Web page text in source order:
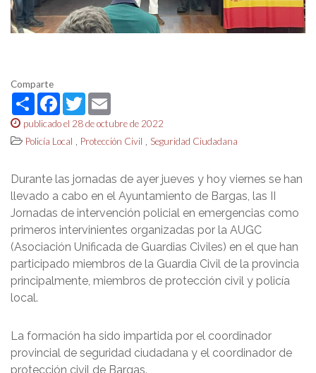
Comparte
ShareFacebook
Twitter
publicado el 28 de octubre de 2022
Policía Local
Protección Civil Seguridad Ciudadana
Durante las jornadas de ayer jueves y hoy viernes se han
llevado a cabo en el Ayuntamiento de Bargas, las II
Jornadas de intervención policial en emergencias como
primeros intervinientes organizadas por la AUGC
(Asociación Unificada de Guardias Civiles) en el que han
participado miembros de la Guardia Civil de la provincia
principalmente, miembros de protección civil y policía
local.
La formación ha sido impartida por el coordinador
provincial de seguridad ciudadana y el coordinador de
protección civil de Bargas.